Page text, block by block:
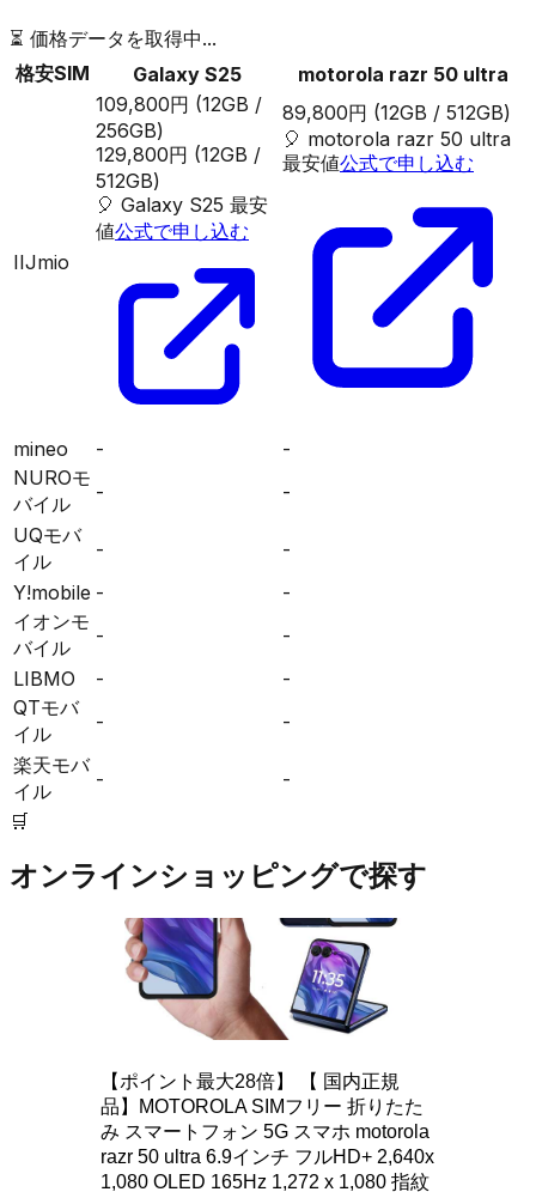
⏳ 価格データを取得中...
格安SIM
Galaxy S25 motorola razr 50 ultra
IIJmio
109,800円 (12GB /
256GB)
129,800円 (12GB /
512GB)
🎈 Galaxy S25 最安
値公式で申し込む
89,800円 (12GB / 512GB)
🎈 motorola razr 50 ultra
最安値公式で申し込む
mineo -
-
NUROモ
バイル
-
-
UQモバ
イル
-
-
Y!mobile -
-
イオンモ
バイル
-
-
LIBMO
-
-
QTモバ
イル
-
-
楽天モバ
イル
-
-
🛒
オンラインショッピングで探す